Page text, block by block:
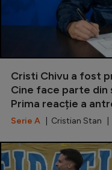
Intră în
Cristi Chivu a fost
Cine face parte din
Prima reacție a
Serie A | Cristian Stan |